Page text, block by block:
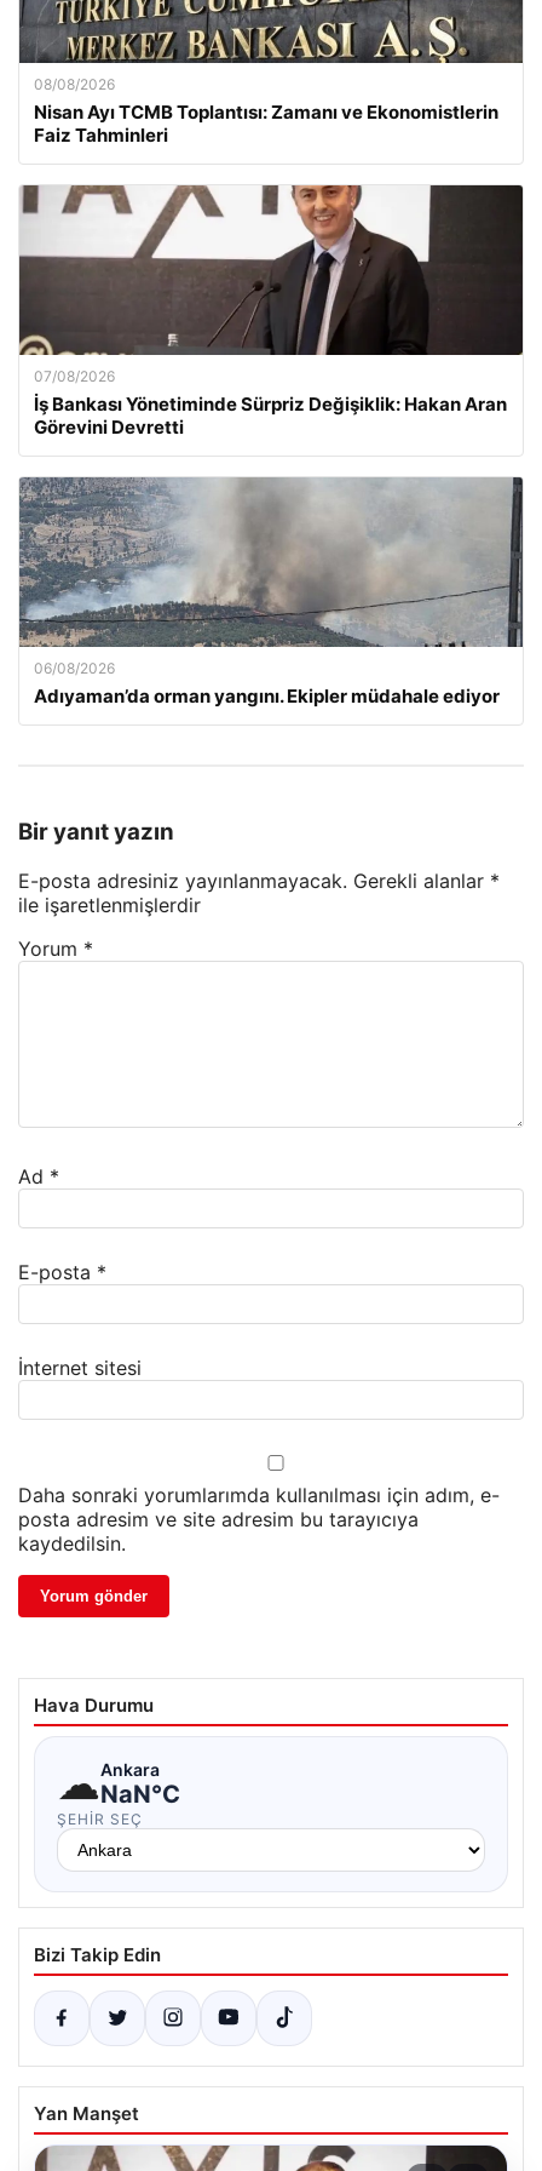
08/08/2026
Nisan Ayı TCMB Toplantısı: Zamanı ve Ekonomistlerin
Faiz Tahminleri
07/08/2026
İş Bankası Yönetiminde Sürpriz Değişiklik: Hakan Aran
Görevini Devretti
06/08/2026
Adıyaman’da orman yangını. Ekipler müdahale ediyor
Bir yanıt yazın
E-posta adresiniz yayınlanmayacak. Gerekli alanlar *
ile işaretlenmişlerdir
Yorum *
Ad *
E-posta *
İnternet sitesi
Daha sonraki yorumlarımda kullanılması için adım, e-
posta adresim ve site adresim bu tarayıcıya
kaydedilsin.
Hava Durumu
☁Ankara
NaN°C
ŞEHIR SEÇ
Bizi Takip Edin
Yan Manşet